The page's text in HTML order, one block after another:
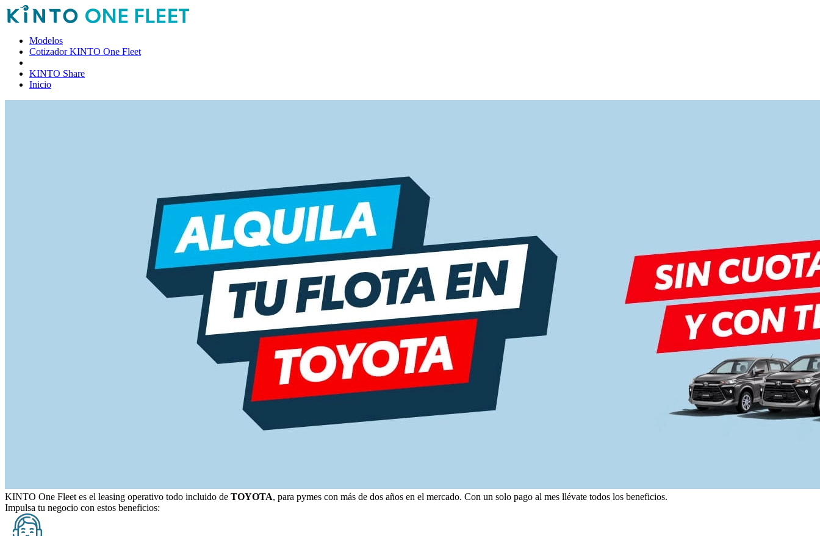
Modelos
Cotizador KINTO One Fleet
KINTO Share
Inicio
KINTO One Fleet es el leasing operativo todo incluido de TOYOTA, para pymes con más de dos años en el mercado. Con un solo pago al mes llévate todos los beneficios.
Impulsa tu negocio con estos beneficios: